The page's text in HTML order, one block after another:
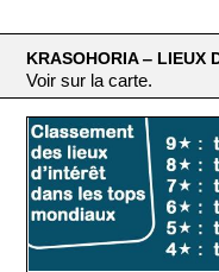
KRASOHORIA ‒ LIEUX
Voir sur la carte.